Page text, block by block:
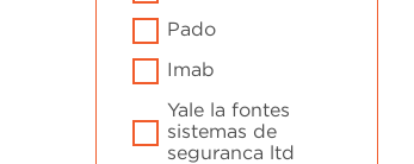
fechaduras para
ferrag.
fechaduras para
portas pivotante -
seg.
pado
imab
yale la fontes
sistemas de
seguranca ltd